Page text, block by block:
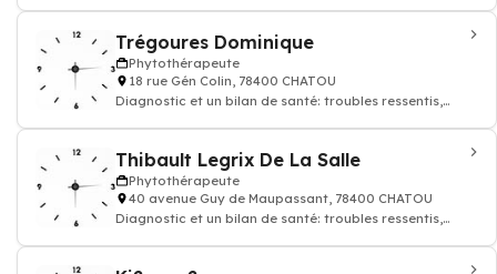
Trégoures Dominique
Phytothérapeute
18 rue Gén Colin, 78400 CHATOU
Diagnostic et un bilan de santé: troubles ressentis,
Thibault Legrix De La Salle
Phytothérapeute
40 avenue Guy de Maupassant, 78400 CHATOU
Diagnostic et un bilan de santé: troubles ressentis,